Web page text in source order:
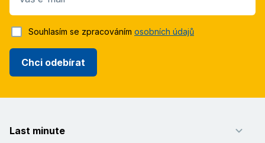
Chci odebírat
Souhlasím se zpracováním osobních údajů
Last minute